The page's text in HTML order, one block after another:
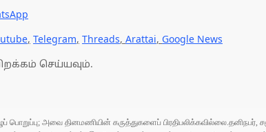
, Telegram, Threads, Arattai, Google News
செய்யவும்.
பொறுப்பு; அவை தினமணியின் கருத்துகளைப்